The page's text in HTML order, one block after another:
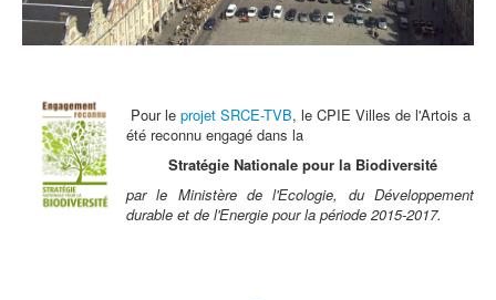
Contact
Pour le projet SRCE-TVB, le CPIE Villes de l'Artois a
été reconnu engagé dans la
Stratégie Nationale pour la Biodiversité
par le Ministère de l'Ecologie, du Développement
durable et de l'Energie pour la période 2015-2017.